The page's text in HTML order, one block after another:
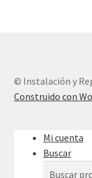
© Instalación y
Construido con
Mi cuenta
Buscar